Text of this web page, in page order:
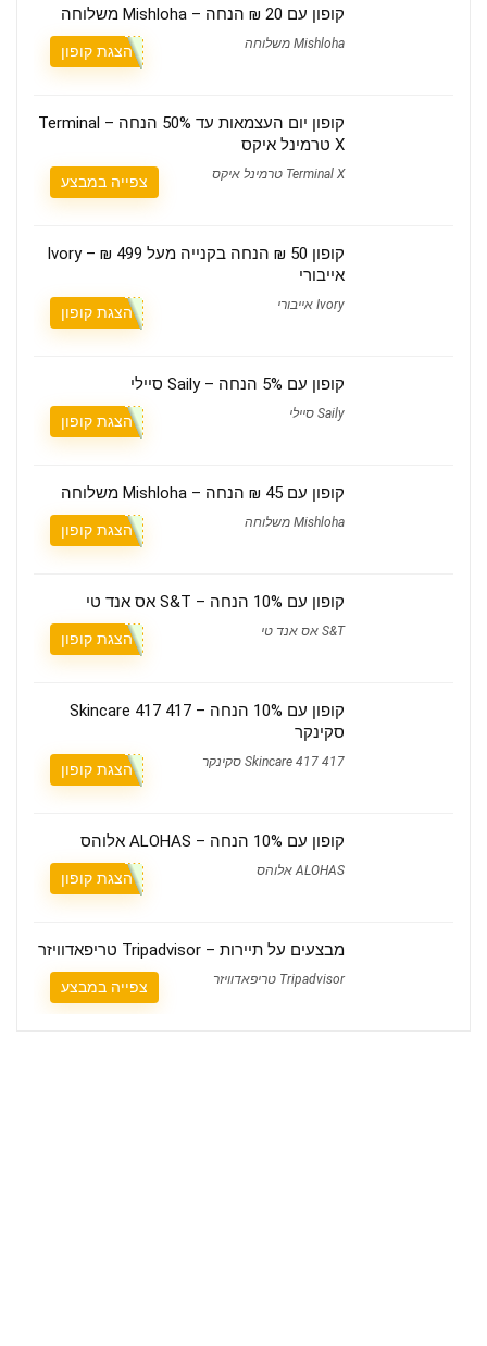
קופון עם 20 ₪ הנחה – Mishloha משלוחה
Mishloha משלוחה הצגת קופון
קופון יום העצמאות עד 50% הנחה – Terminal
X טרמינל איקס
Terminal X טרמינל איקס צפייה במבצע
קופון 50 ₪ הנחה בקנייה מעל 499 ₪ – Ivory
אייבורי
Ivory אייבורי הצגת קופון
קופון עם 5% הנחה – Saily סיילי
Saily סיילי הצגת קופון
קופון עם 45 ₪ הנחה – Mishloha משלוחה
Mishloha משלוחה הצגת קופון
קופון עם 10% הנחה – S&T אס אנד טי
S&T אס אנד טי הצגת קופון
קופון עם 10% הנחה – 417 Skincare 417
סקינקר
417 Skincare 417 סקינקר הצגת קופון
קופון עם 10% הנחה – ALOHAS אלוהס
ALOHAS אלוהס הצגת קופון
מבצעים על תיירות – Tripadvisor טריפאדוויזר
Tripadvisor טריפאדוויזר צפייה במבצע